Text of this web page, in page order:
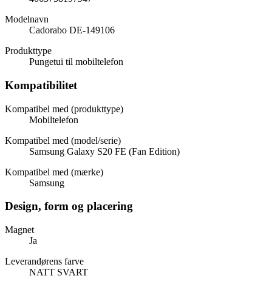
Modelnavn
Cadorabo DE-149106
Produkttype
Pungetui til mobiltelefon
Kompatibilitet
Kompatibel med (produkttype)
Mobiltelefon
Kompatibel med (model/serie)
Samsung Galaxy S20 FE (Fan Edition)
Kompatibel med (mærke)
Samsung
Design, form og placering
Magnet
Ja
Leverandørens farve
NATT SVART